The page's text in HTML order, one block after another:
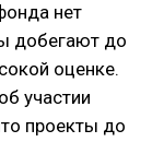
нет
добегают до
оценке.
участии
проекты до